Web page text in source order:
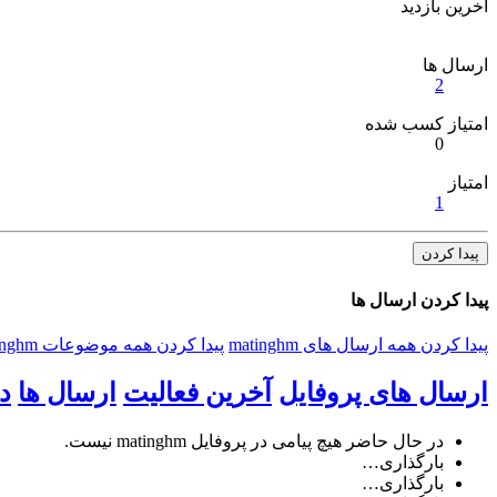
آخرین بازدید
ارسال ها
2
امتیاز کسب شده
0
امتیاز
1
پیدا کردن
پیدا کردن ارسال ها
پیدا کردن همه ارسال های matinghm پیدا کردن همه موضوعات matinghm
ارسال های پروفایل آخرین فعالیت ارسال ها
در حال حاضر هیچ پیامی در پروفایل matinghm نیست.
بارگذاری…
بارگذاری…